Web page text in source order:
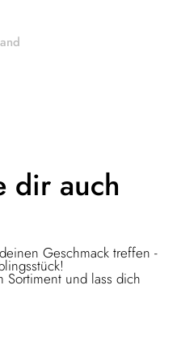
dir auch
Geschmack treffen -
Sortiment und lass dich